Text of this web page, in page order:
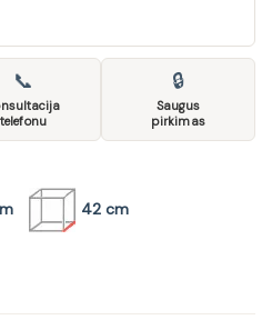
📞
telefonu
🔒
Saugus
pirkimas
42 cm